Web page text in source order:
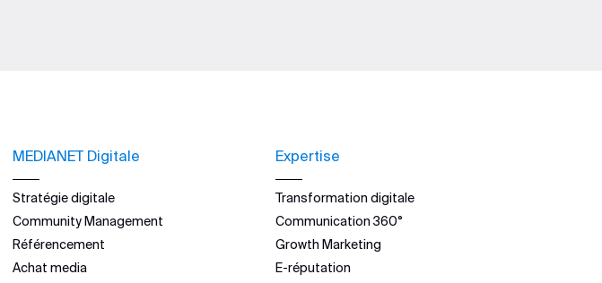
MEDIANET Digitale
Stratégie digitale
Community Management
Référencement
Achat media
Expertise
Transformation digitale
Communication 360°
Growth Marketing
E-réputation